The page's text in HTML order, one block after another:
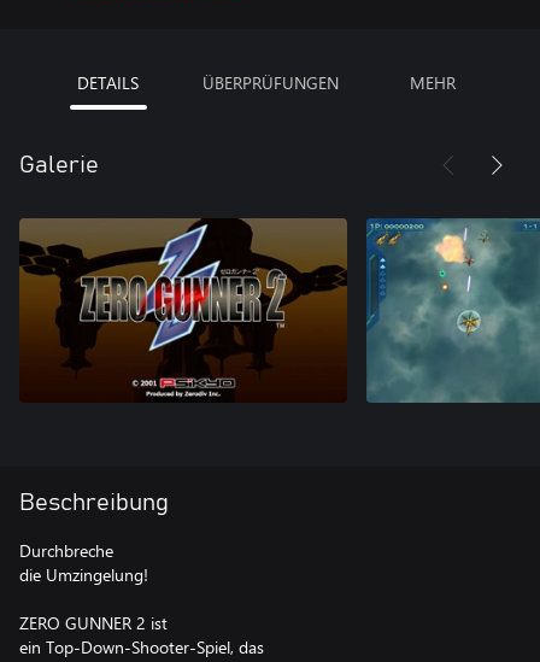
DETAILS ÜBERPRÜFUNGEN MEHR
Galerie
Beschreibung
Durchbreche
die Umzingelung!
ZERO GUNNER 2 ist
ein Top-Down-Shooter-Spiel, das